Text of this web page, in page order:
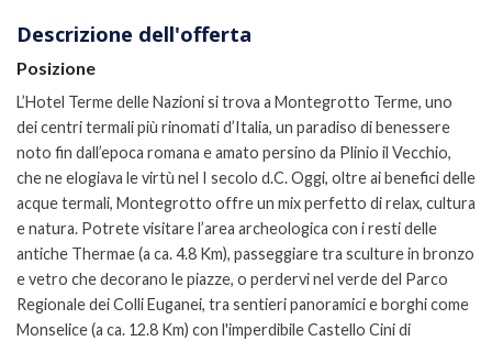
Descrizione dell'offerta
Posizione
L’Hotel Terme delle Nazioni si trova a Montegrotto Terme, uno
dei centri termali più rinomati d’Italia, un paradiso di benessere
noto fin dall’epoca romana e amato persino da Plinio il Vecchio,
che ne elogiava le virtù nel I secolo d.C. Oggi, oltre ai benefici delle
acque termali, Montegrotto offre un mix perfetto di relax, cultura
e natura. Potrete visitare l’area archeologica con i resti delle
antiche Thermae (a ca. 4.8 Km), passeggiare tra sculture in bronzo
e vetro che decorano le piazze, o perdervi nel verde del Parco
Regionale dei Colli Euganei, tra sentieri panoramici e borghi come
Monselice (a ca. 12.8 Km) con l'imperdibile Castello Cini di